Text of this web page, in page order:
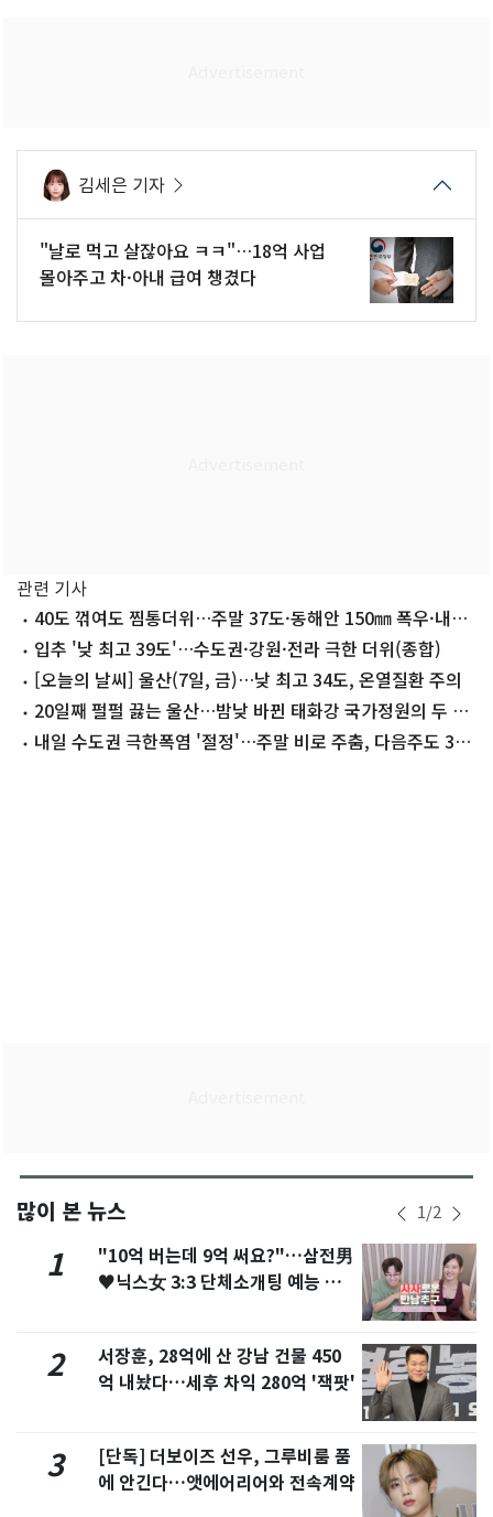
김세은 기자
"날로 먹고 살잖아요 ㅋㅋ"…18억 사업
몰아주고 차·아내 급여 챙겼다
관련 기사
40도 꺾여도 찜통더위…주말 37도·동해안 150㎜ 폭우·내륙
소나기
입추 '낮 최고 39도'…수도권·강원·전라 극한 더위(종합)
[오늘의 날씨] 울산(7일, 금)…낮 최고 34도, 온열질환 주의
20일째 펄펄 끓는 울산…밤낮 바뀐 태화강 국가정원의 두 얼
굴 내일 수도권 극한폭염 '절정'…주말 비로 주춤, 다음주도 36
많이 본 뉴스 1/2
1
"10억 버는데 9억 써요?"…삼전男
♥닉스女 3:3 단체소개팅 예능 화
2
서장훈, 28억에 산 강남 건물 450
억 내놨다…세후 차익 280억 '잭팟'
3
[단독] 더보이즈 선우, 그루비룸 품
에 안긴다…앳에어리어와 전속계약